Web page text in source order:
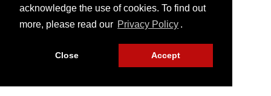
acknowledge the use of cookies. To find out
more, please read our Privacy Policy .
Close Accept